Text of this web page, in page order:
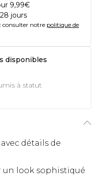
9,99€
jours
consulter notre politique de
disponibles
à statut
détails de
un look sophistiqué